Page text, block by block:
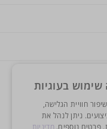
בעוגיות
חוויית הגלישה,
ניתן לנהל את
פרטים נוספים. מדיניות